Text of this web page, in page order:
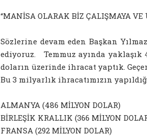
“MANİSA OLARAK BİZ ÇALIŞMAYA VE
Sözlerine devam eden Başkan
ediyoruz. Temmuz ayında
doların üzerinde ihracat yaptık.
Bu 3 milyarlık ihracatımızın
ALMANYA (486 MİLYON DOLAR)
BİRLEŞİK KRALLIK (366 MİLYON
FRANSA (292 MİLYON DOLAR)